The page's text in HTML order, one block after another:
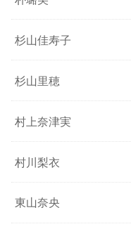
杉山佳寿子
杉山里穂
村上奈津実
村川梨衣
東山奈央